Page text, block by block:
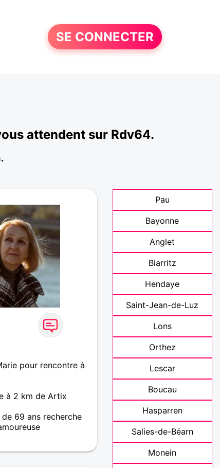
SE CONNECTER
attendent sur Rdv64.
pour rencontre à
à 2 km de Artix
69 ans recherche
son
Pau
Bayonne
Anglet
Biarritz
Hendaye
Saint-Jean-de-Luz
Lons
Orthez
Lescar
Boucau
Hasparren
Salies-de-Béarn
Monein